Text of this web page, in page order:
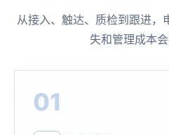
从接入、触达、质检到跟进，
失和管理成本会
01